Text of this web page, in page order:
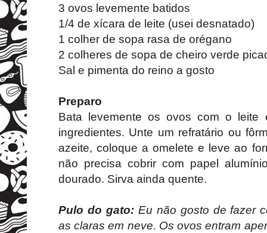
3 ovos levemente batidos
1/4 de xícara de leite (usei desnatado)
1 colher de sopa rasa de orégano
2 colheres de sopa de cheiro verde
Sal e pimenta do reino a gosto
Preparo
Bata levemente os ovos com o
ingredientes. Unte um refratário ou
azeite, coloque a omelete e leve ao
não precisa cobrir com papel
dourado. Sirva ainda quente.
Pulo do gato:Eu não gosto de fazer
as claras em neve. Os ovos entram